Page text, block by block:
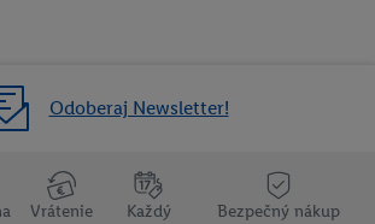
Odoberaj Newsletter!
Vrátenie
Každý
Bezpečný nákup